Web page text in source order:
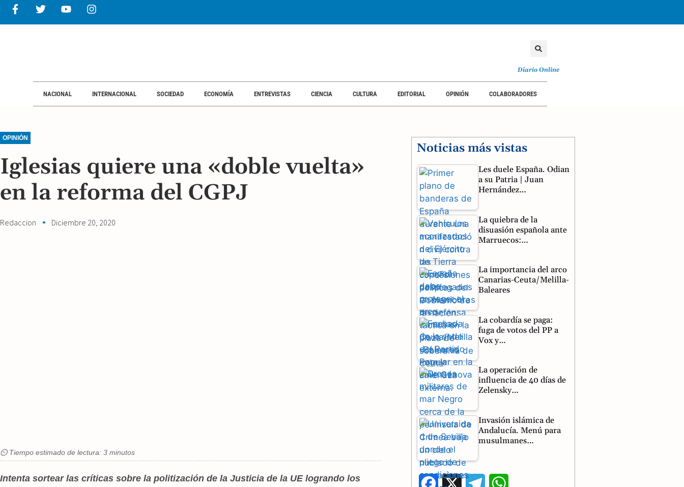
Diario Online
NACIONAL INTERNACIONAL SOCIEDAD ECONOMÍA ENTREVISTAS CIENCIA CULTURA EDITORIAL OPINIÓN COLABORADORES
OPINIÓN
Iglesias quiere una «doble vuelta»
en la reforma del CGPJ
Redaccion Diciembre 20, 2020
⏲ Tiempo estimado de lectura: 3 minutos
Intenta sortear las críticas sobre la politización de la Justicia de la UE logrando los
Noticias más vistas
Les duele España. Odian
a su Patria | Juan
Hernández…
La quiebra de la
disuasión española ante
Marruecos:…
La importancia del arco
Canarias-Ceuta/Melilla-
Baleares
La cobardía se paga:
fuga de votos del PP a
Vox y…
La operación de
influencia de 40 días de
Zelensky…
Invasión islámica de
Andalucía. Menú para
musulmanes…